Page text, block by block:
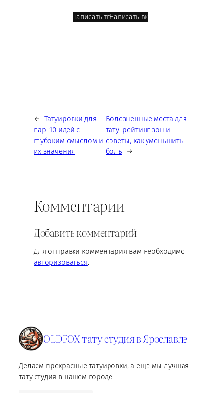
написать тгНаписать вк
← Татуировки для
пар: 10 идей с
глубоким смыслом и
их значения
Болезненные места для
тату: рейтинг зон и
советы, как уменьшить
боль
→
Комментарии
Добавить комментарий
Для отправки комментария вам необходимо
авторизоваться.
OLDFOX тату студия в Ярославле
Делаем прекрасные татуировки, а еще мы лучшая
тату студия в нашем городе